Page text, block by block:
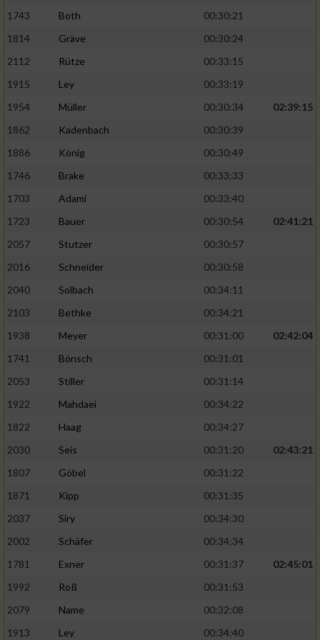
1743
Both
00:30:21
1814
Gräve
00:30:24
2112
Rütze
00:33:15
1915
Ley
00:33:19
1954
Müller 00:30:34
02:39:15
1862
Kadenbach
00:30:39
1886
König
00:30:49
1746
Brake
00:33:33
1703
Adami
00:33:40
1723
Bauer 00:30:54
02:41:21
2057
Stutzer
00:30:57
2016
Schneider
00:30:58
2040
Solbach
00:34:11
2103
Bethke
00:34:21
1938
Meyer 00:31:00
02:42:04
1741
Bönsch
00:31:01
2053
Stiller
00:31:14
1922
Mahdaei
00:34:22
1822
Haag
00:34:27
2030
Seis 00:31:20
02:43:21
1807
Göbel
00:31:22
1871
Kipp
00:31:35
2037
Siry
00:34:30
2002
Schäfer
00:34:34
1781
Exner 00:31:37
02:45:01
1992
Roß
00:31:53
2079
Name
00:32:08
1913
Ley
00:34:40